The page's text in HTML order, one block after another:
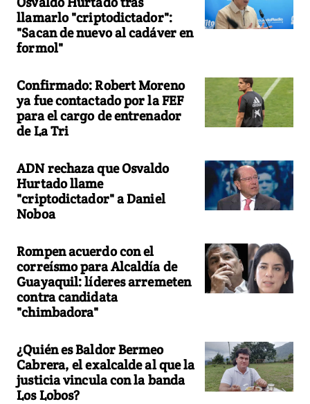
llamarlo "criptodictador":
"Sacan de nuevo al cadáver en
formol"
Confirmado: Robert Moreno
ya fue contactado por la FEF
para el cargo de entrenador
de La Tri
ADN rechaza que Osvaldo
Hurtado llame
"criptodictador" a Daniel
Noboa
Rompen acuerdo con el
correísmo para Alcaldía de
Guayaquil: líderes arremeten
contra candidata
"chimbadora"
¿Quién es Baldor Bermeo
Cabrera, el exalcalde al que la
justicia vincula con la banda
Los Lobos?